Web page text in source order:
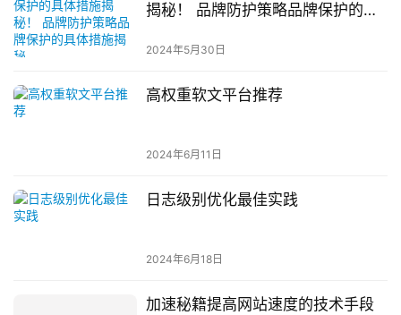
揭秘！ 品牌防护策略品牌保护的具
2024年5月30日
高权重软文平台推荐
2024年6月11日
日志级别优化最佳实践
2024年6月18日
加速秘籍提高网站速度的技术手段